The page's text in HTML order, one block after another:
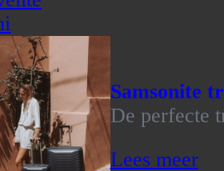
Samsonite
De perfecte
Lees meer